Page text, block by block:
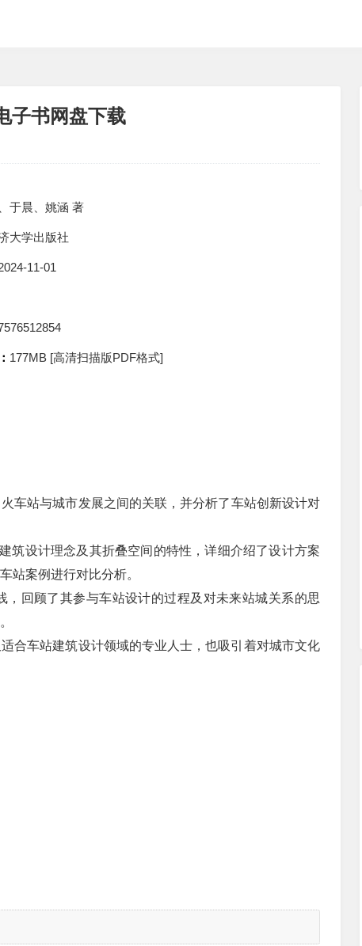
子书网盘下载
于晨、姚涵 著
大学出版社
11-01
177MB [高清扫描版PDF格式]
车站与城市发展之间的关联，并分析了车站创新设计对
筑设计理念及其折叠空间的特性，详细介绍了设计方案
站案例进行对比分析。
回顾了其参与车站设计的过程及对未来站城关系的思
合车站建筑设计领域的专业人士，也吸引着对城市文化